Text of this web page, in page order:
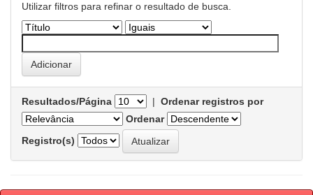
Utilizar filtros para refinar o resultado de busca.
Resultados/Página | Ordenar registros por
Ordenar
Registro(s)